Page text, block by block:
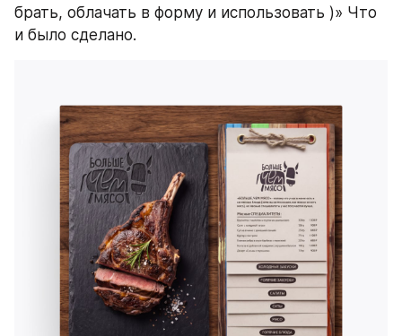
брать, облачать в форму и использовать )» Что
и было сделано.